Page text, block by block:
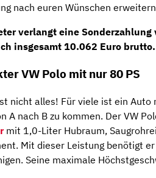
nach euren Wünschen
verlangt eine Sonderzahlung
insgesamt10.062 Euro brutto.
VW Polo mit nur 80 PS
nicht alles! Für viele ist ein
A nach B zu kommen. Der VW
mit 1,0-Liter Hubraum,
Mit dieser Leistung benötigt
Seine maximale